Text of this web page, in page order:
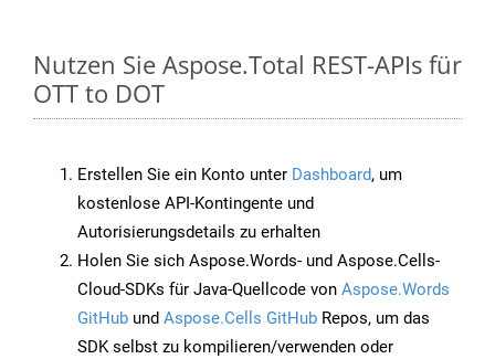
Nutzen Sie Aspose.Total REST-APIs für
OTT to DOT
Erstellen Sie ein Konto unter Dashboard, um
kostenlose API-Kontingente und
Autorisierungsdetails zu erhalten
Holen Sie sich Aspose.Words- und Aspose.Cells-
Cloud-SDKs für Java-Quellcode von Aspose.Words
GitHub und Aspose.Cells GitHub Repos, um das
SDK selbst zu kompilieren/verwenden oder